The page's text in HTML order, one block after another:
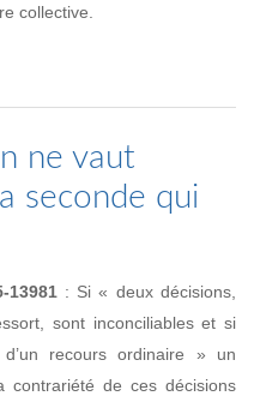
collective.
ne vaut
seconde qui
13981: Si « deux décisions,
sont inconciliables et si
d’un recours ordinaire » un
contrariété de ces décisions